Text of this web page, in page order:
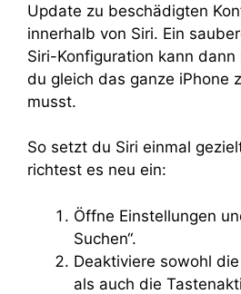
Update zu beschädigten
innerhalb von Siri. Ein
Siri-Konfiguration kann
du gleich das ganze iPhone
musst.
So setzt du Siri einmal
richtest es neu ein:
Öffne Einstellungen
Suchen“.
Deaktiviere sowohl
als auch die